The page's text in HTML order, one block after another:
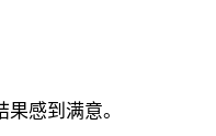
感到满意。